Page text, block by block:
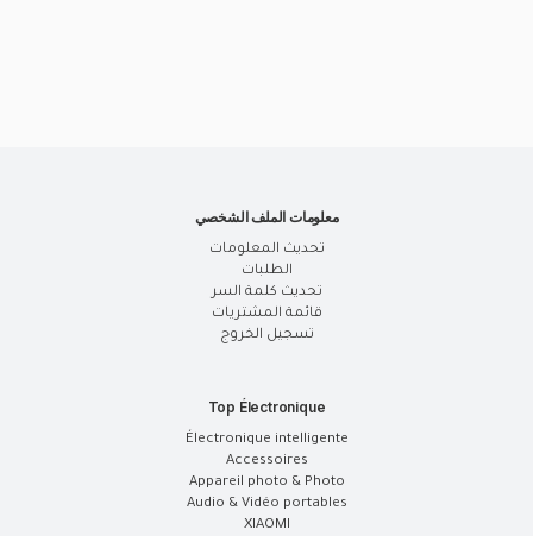
معلومات الملف الشخصي
تحديث المعلومات
الطلبات
تحديث كلمة السر
قائمة المشتريات
تسجيل الخروج
Top Électronique
Électronique intelligente
Accessoires
Appareil photo & Photo
Audio & Vidéo portables
XIAOMI